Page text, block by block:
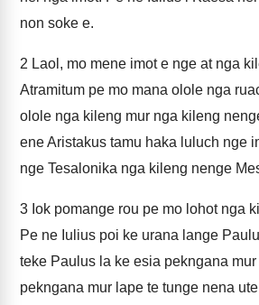
non soke e.
2 Laol, mo mene imot e nge at nga
Atramitum pe mo mana olole nga
olole nga kileng mur nga kileng
ene Aristakus tamu haka luluch nge
nge Tesalonika nga kileng nenge
3 Iok pomange rou pe mo lohot nga
Pe ne Iulius poi ke urana lange
teke Paulus la ke esia pekngana
pekngana mur lape te tunge nena